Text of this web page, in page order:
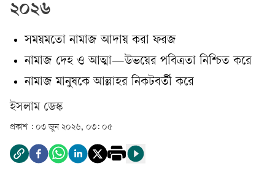
২০২৬
সময়মতো নামাজ আদায় করা ফরজ
নামাজ দেহ ও আত্মা—উভয়ের পবিত্রতা নিশ্চিত করে
নামাজ মানুষকে আল্লাহর নিকটবর্তী করে
ইসলাম ডেস্ক
প্রকাশ : ০৩ জুন ২০২৬, ০৩: ০৫